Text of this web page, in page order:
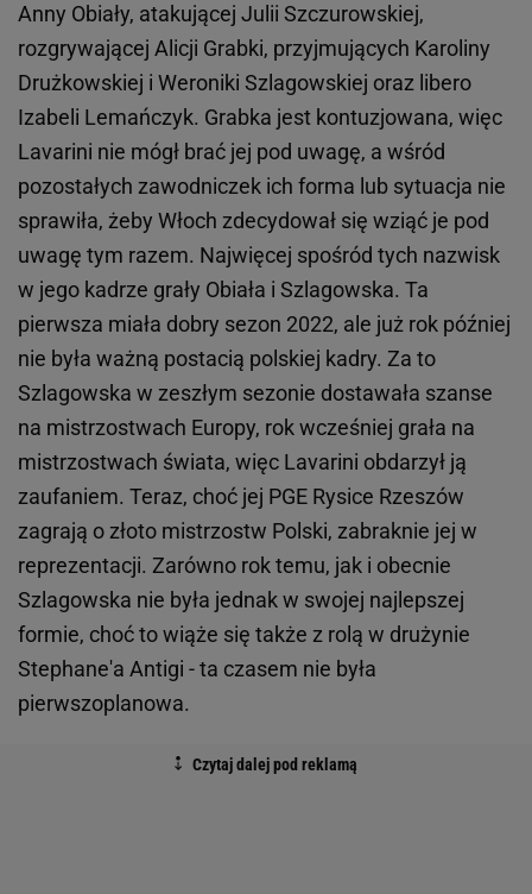
Anny Obiały, atakującej Julii Szczurowskiej,
rozgrywającej Alicji Grabki, przyjmujących Karoliny
Drużkowskiej i Weroniki Szlagowskiej oraz libero
Izabeli Lemańczyk. Grabka jest kontuzjowana, więc
Lavarini nie mógł brać jej pod uwagę, a wśród
pozostałych zawodniczek ich forma lub sytuacja nie
sprawiła, żeby Włoch zdecydował się wziąć je pod
uwagę tym razem. Najwięcej spośród tych nazwisk
w jego kadrze grały Obiała i Szlagowska. Ta
pierwsza miała dobry sezon 2022, ale już rok później
nie była ważną postacią polskiej kadry. Za to
Szlagowska w zeszłym sezonie dostawała szanse
na mistrzostwach Europy, rok wcześniej grała na
mistrzostwach świata, więc Lavarini obdarzył ją
zaufaniem. Teraz, choć jej PGE Rysice Rzeszów
zagrają o złoto mistrzostw Polski, zabraknie jej w
reprezentacji. Zarówno rok temu, jak i obecnie
Szlagowska nie była jednak w swojej najlepszej
formie, choć to wiąże się także z rolą w drużynie
Stephane'a Antigi - ta czasem nie była
pierwszoplanowa.